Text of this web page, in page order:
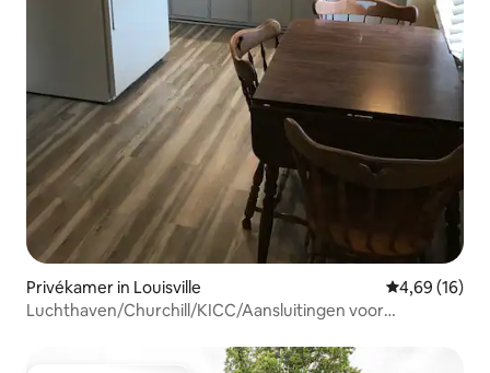
Privékamer in Louisville Gemiddelde
4,69 (16)
Luchthaven/Churchill/KICC/Aansluitingen voor